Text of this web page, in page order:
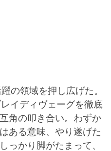
の領域を押し広げた。
イディヴェーグを徹底
角の叩き合い。わずか
ある意味、やり遂げた
っかり脚がたまって、